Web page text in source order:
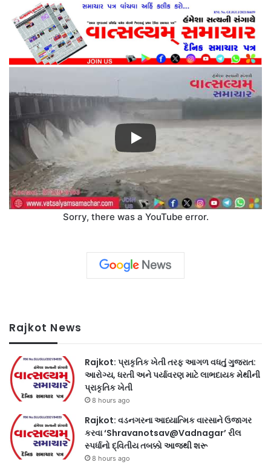
Sorry, there was a YouTube error.
Rajkot News
Rajkot: પ્રાકૃતિક ખેતી તરફ આગળ વધતું ગુજરાત:
આરોગ્ય, ધરતી અને પર્યાવરણ માટે લાભદાયક મેથીની
પ્રાકૃતિક ખેતી
8 hours ago
Rajkot: વડનગરના આધ્યાત્મિક વારસાને ઉજાગર
કરવા ‘Shravanotsav@Vadnagar’ રીલ
સ્પર્ધાનો દ્વિતીય તબક્કો આજથી શરૂ
8 hours ago